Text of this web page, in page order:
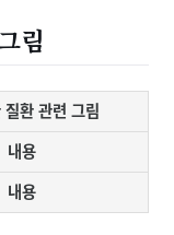
림
질환 관련 그림
내용
내용